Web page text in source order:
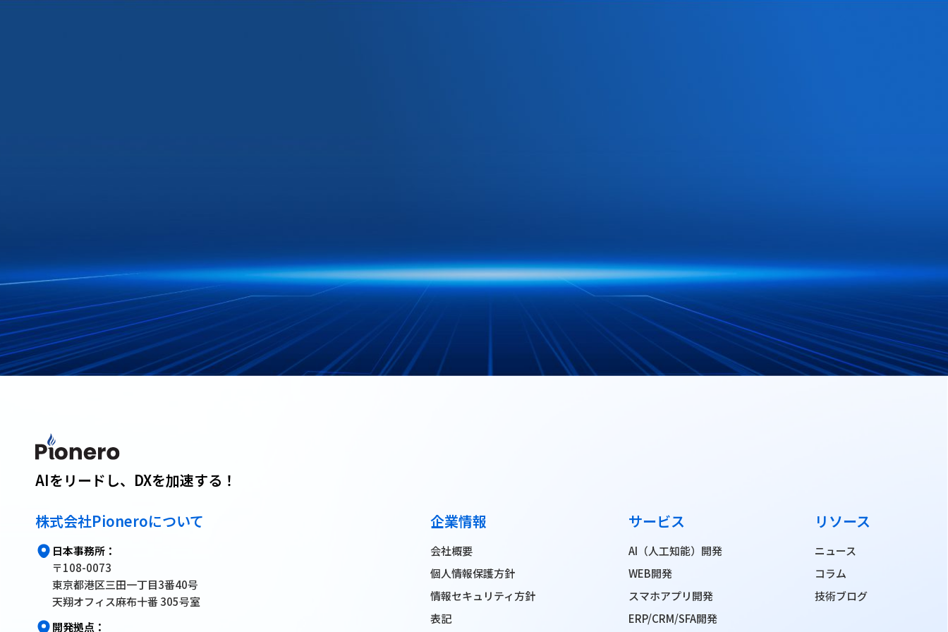
AIをリードし、DXを加速する！
株式会社Pioneroについて
日本事務所：
〒108-0073
東京都港区三田一丁目3番40号
天翔オフィス麻布十番 305号室
開発拠点：
企業情報
会社概要
個人情報保護方針
情報セキュリティ方針
表記
サービス
AI（人工知能）開発
WEB開発
スマホアプリ開発
ERP/CRM/SFA開発
リソース
ニュース
コラム
技術ブログ